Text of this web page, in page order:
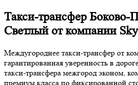
Такси-трансфер Боково-
Светлый от компании
Междугороднее такси-трансфер от
гарантированная уверенность в
такси-трансфера межгород эконом,
премиум класса по фиксированной